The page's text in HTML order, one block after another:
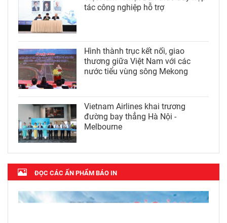
tác công nghiệp hỗ trợ
Hình thành trục kết nối, giao
thương giữa Việt Nam với các
nước tiểu vùng sông Mekong
Vietnam Airlines khai trương
đường bay thẳng Hà Nội -
Melbourne
ĐỌC CÁC ẤN PHẨM BÁO IN